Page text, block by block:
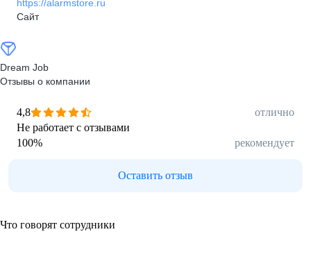
https://alarmstore.ru
Сайт
Dream Job
Отзывы о компании
4,8
отлично
Не работает с отзывами
100% рекомендует
Оставить отзыв
Что говорят сотрудники